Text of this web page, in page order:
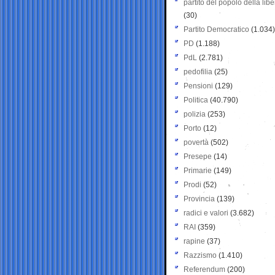
partito del popolo della
(30)
Partito Democratico (1.034)
PD (1.188)
PdL (2.781)
pedofilia (25)
Pensioni (129)
Politica (40.790)
polizia (253)
Porto (12)
povertà (502)
Presepe (14)
Primarie (149)
Prodi (52)
Provincia (139)
radici e valori (3.682)
RAI (359)
rapine (37)
Razzismo (1.410)
Referendum (200)